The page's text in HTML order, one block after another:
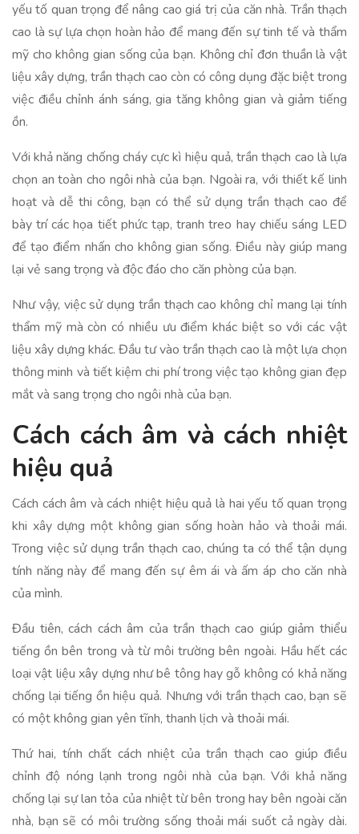
yếu tố quan trọng để nâng cao giá trị của căn nhà. Trần thạch
cao là sự lựa chọn hoàn hảo để mang đến sự tinh tế và thẩm
mỹ cho không gian sống của bạn. Không chỉ đơn thuần là vật
liệu xây dựng, trần thạch cao còn có công dụng đặc biệt trong
việc điều chỉnh ánh sáng, gia tăng không gian và giảm tiếng
ồn.
Với khả năng chống cháy cực kì hiệu quả, trần thạch cao là lựa
chọn an toàn cho ngôi nhà của bạn. Ngoài ra, với thiết kế linh
hoạt và dễ thi công, bạn có thể sử dụng trần thạch cao để
bày trí các họa tiết phức tạp, tranh treo hay chiếu sáng LED
để tạo điểm nhấn cho không gian sống. Điều này giúp mang
lại vẻ sang trọng và độc đáo cho căn phòng của bạn.
Như vậy, việc sử dụng trần thạch cao không chỉ mang lại tính
thẩm mỹ mà còn có nhiều ưu điểm khác biệt so với các vật
liệu xây dựng khác. Đầu tư vào trần thạch cao là một lựa chọn
thông minh và tiết kiệm chi phí trong việc tạo không gian đẹp
mắt và sang trọng cho ngôi nhà của bạn.
Cách cách âm và cách nhiệt
hiệu quả
Cách cách âm và cách nhiệt hiệu quả là hai yếu tố quan trọng
khi xây dựng một không gian sống hoàn hảo và thoải mái.
Trong việc sử dụng trần thạch cao, chúng ta có thể tận dụng
tính năng này để mang đến sự êm ái và ấm áp cho căn nhà
của mình.
Đầu tiên, cách cách âm của trần thạch cao giúp giảm thiểu
tiếng ồn bên trong và từ môi trường bên ngoài. Hầu hết các
loại vật liệu xây dựng như bê tông hay gỗ không có khả năng
chống lại tiếng ồn hiệu quả. Nhưng với trần thạch cao, bạn sẽ
có một không gian yên tĩnh, thanh lịch và thoải mái.
Thứ hai, tính chất cách nhiệt của trần thạch cao giúp điều
chỉnh độ nóng lạnh trong ngôi nhà của bạn. Với khả năng
chống lại sự lan tỏa của nhiệt từ bên trong hay bên ngoài căn
nhà, bạn sẽ có môi trường sống thoải mái suốt cả ngày dài.